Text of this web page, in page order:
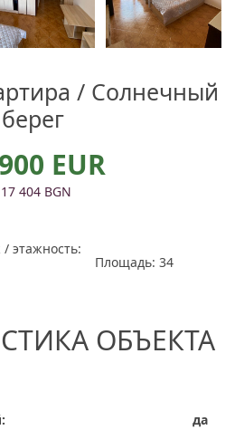
/ Солнечный
берег
EUR
404 BGN
этажность:
Площадь: 34
ОБЪЕКТА
да